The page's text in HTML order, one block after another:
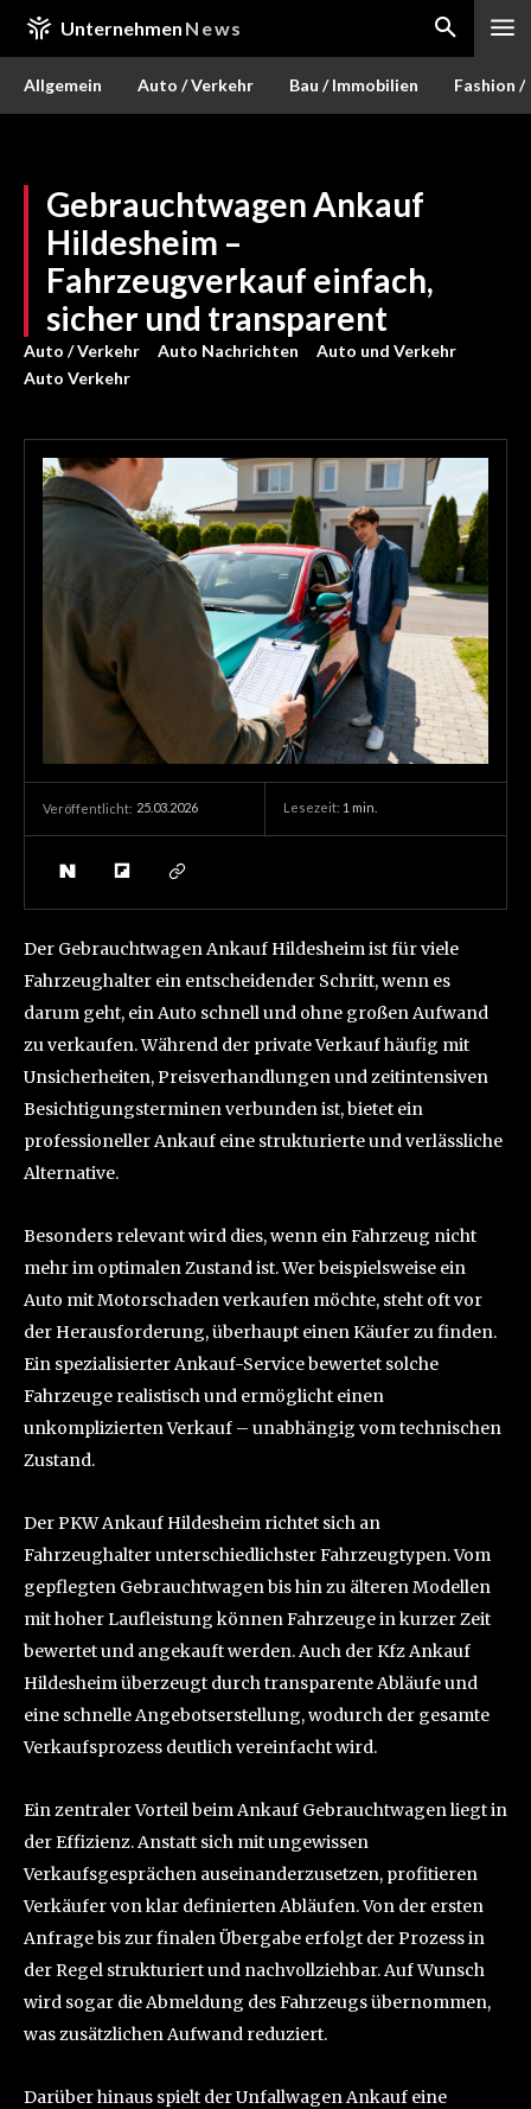
Unternehmen News
Allgemein Auto / Verkehr Bau / Immobilien Fashion /
Gebrauchtwagen Ankauf
Hildesheim –
Fahrzeugverkauf einfach,
sicher und transparent
Auto / Verkehr Auto Nachrichten
Auto und Verkehr
Auto Verkehr
Veröffentlicht: 25.03.2026 Lesezeit: 1 min.
Der Gebrauchtwagen Ankauf Hildesheim ist für viele
Fahrzeughalter ein entscheidender Schritt, wenn es
darum geht, ein Auto schnell und ohne großen Aufwand
zu verkaufen. Während der private Verkauf häufig mit
Unsicherheiten, Preisverhandlungen und zeitintensiven
Besichtigungsterminen verbunden ist, bietet ein
professioneller Ankauf eine strukturierte und verlässliche
Alternative.
Besonders relevant wird dies, wenn ein Fahrzeug nicht
mehr im optimalen Zustand ist. Wer beispielsweise ein
Auto mit Motorschaden verkaufen möchte, steht oft vor
der Herausforderung, überhaupt einen Käufer zu finden.
Ein spezialisierter Ankauf-Service bewertet solche
Fahrzeuge realistisch und ermöglicht einen
unkomplizierten Verkauf – unabhängig vom technischen
Zustand.
Der PKW Ankauf Hildesheim richtet sich an
Fahrzeughalter unterschiedlichster Fahrzeugtypen. Vom
gepflegten Gebrauchtwagen bis hin zu älteren Modellen
mit hoher Laufleistung können Fahrzeuge in kurzer Zeit
bewertet und angekauft werden. Auch der Kfz Ankauf
Hildesheim überzeugt durch transparente Abläufe und
eine schnelle Angebotserstellung, wodurch der gesamte
Verkaufsprozess deutlich vereinfacht wird.
Ein zentraler Vorteil beim Ankauf Gebrauchtwagen liegt in
der Effizienz. Anstatt sich mit ungewissen
Verkaufsgesprächen auseinanderzusetzen, profitieren
Verkäufer von klar definierten Abläufen. Von der ersten
Anfrage bis zur finalen Übergabe erfolgt der Prozess in
der Regel strukturiert und nachvollziehbar. Auf Wunsch
wird sogar die Abmeldung des Fahrzeugs übernommen,
was zusätzlichen Aufwand reduziert.
Darüber hinaus spielt der Unfallwagen Ankauf eine